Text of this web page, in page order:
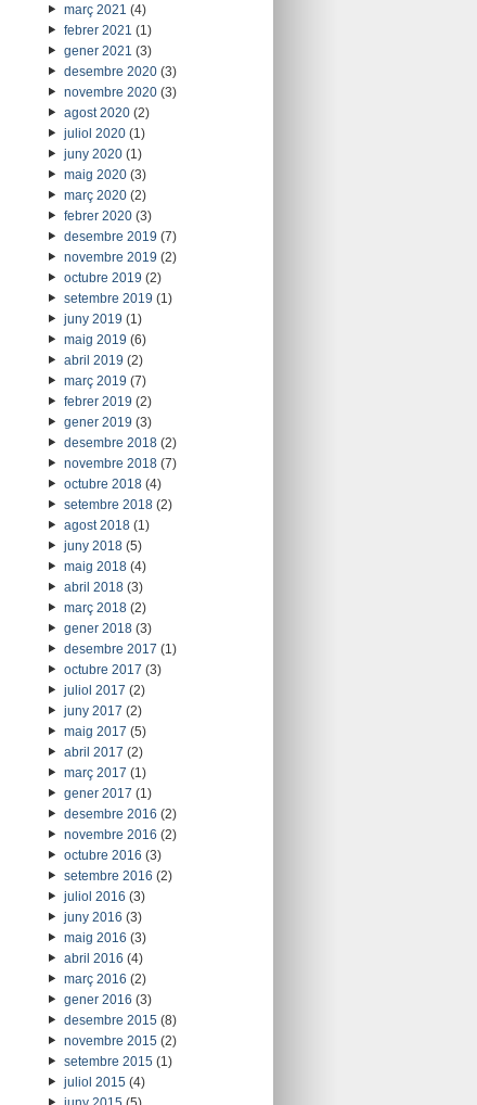
març 2021 (4)
febrer 2021 (1)
gener 2021 (3)
desembre 2020(3)
novembre 2020(3)
agost 2020(2)
juliol 2020(1)
juny 2020(1)
maig 2020(3)
març 2020(2)
febrer 2020(3)
desembre 2019 (7)
novembre 2019 (2)
octubre 2019 (2)
setembre 2019 (1)
juny 2019 (1)
maig 2019 (6)
abril 2019 (2)
març 2019 (7)
febrer 2019 (2)
gener 2019 (3)
desembre 2018(2)
novembre 2018(7)
octubre 2018(4)
setembre 2018(2)
agost 2018(1)
juny 2018(5)
maig 2018(4)
abril 2018(3)
març 2018(2)
gener 2018(3)
desembre 2017 (1)
octubre 2017 (3)
juliol 2017 (2)
juny 2017 (2)
maig 2017 (5)
abril 2017 (2)
març 2017 (1)
gener 2017 (1)
desembre 2016 (2)
novembre 2016 (2)
octubre 2016 (3)
setembre 2016 (2)
juliol 2016 (3)
juny 2016 (3)
maig 2016 (3)
abril 2016 (4)
març 2016 (2)
gener 2016 (3)
desembre 2015(8)
novembre 2015(2)
setembre 2015(1)
juliol 2015(4)